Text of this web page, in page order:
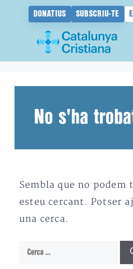
DONATIUS SUBSCRIU-TE
No s'ha
Sembla que no podem
esteu cercant. Potser
una cerca.
Cerca: